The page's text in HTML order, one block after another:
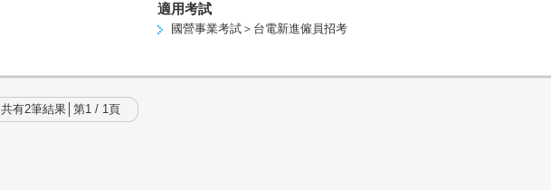
適用考試
國營事業考試＞台電新進僱員招考
共有2筆結果│第1 / 1頁